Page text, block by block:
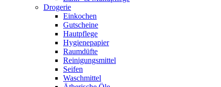
Drogerie
Einkochen
Gutscheine
Hautpflege
Hygienepapier
Raumdüfte
Reinigungsmittel
Seifen
Waschmittel